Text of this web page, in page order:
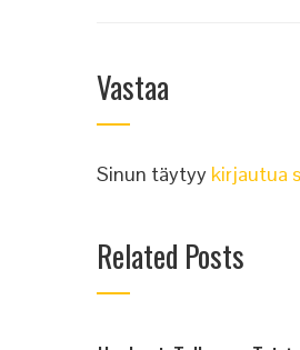
Vastaa
Sinun täytyy kirjautua
Related Posts